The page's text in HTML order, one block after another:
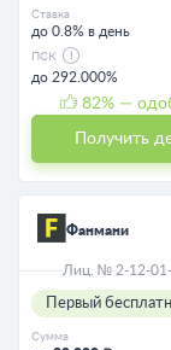
Ставка
до 0.8% в день
ПСК
до 292.000%
82% —
Получить
Фанмани
Лиц. № 2-12-
Первый
Сумма